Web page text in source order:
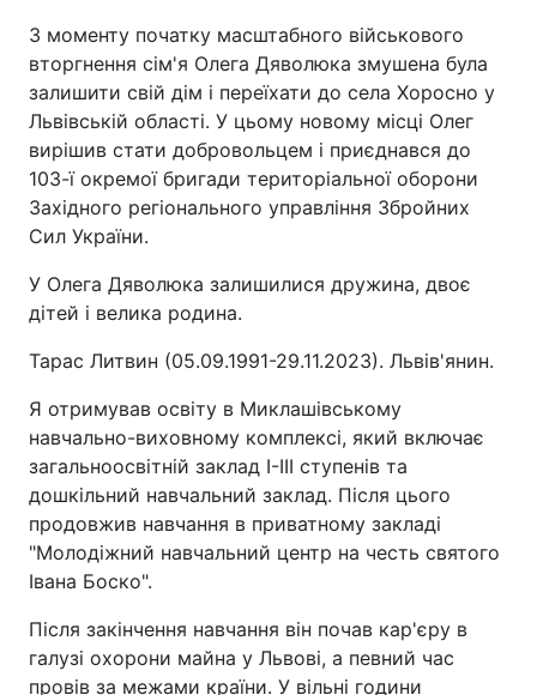
З моменту початку масштабного військового
вторгнення сім'я Олега Дяволюка змушена була
залишити свій дім і переїхати до села Хоросно у
Львівській області. У цьому новому місці Олег
вирішив стати добровольцем і приєднався до
103-ї окремої бригади територіальної оборони
Західного регіонального управління Збройних
Сил України.
У Олега Дяволюка залишилися дружина, двоє
дітей і велика родина.
Тарас Литвин (05.09.1991-29.11.2023). Львів'янин.
Я отримував освіту в Миклашівському
навчально-виховному комплексі, який включає
загальноосвітній заклад І-III ступенів та
дошкільний навчальний заклад. Після цього
продовжив навчання в приватному закладі
"Молодіжний навчальний центр на честь святого
Івана Боско".
Після закінчення навчання він почав кар'єру в
галузі охорони майна у Львові, а певний час
провів за межами країни. У вільні години